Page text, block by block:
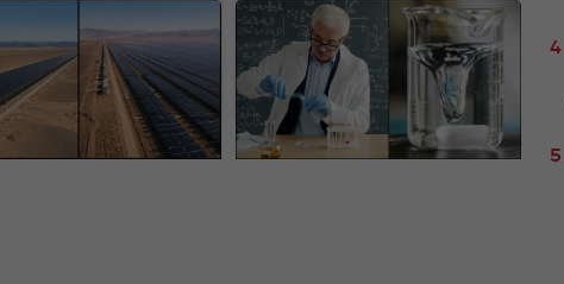
múr“.
má zastaviť
pohromu
Energetický svet je na
nohách. Američania
vyrobili vodík za rekordne
nízku cenu